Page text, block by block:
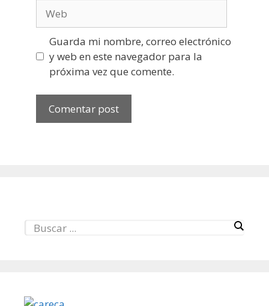
Guarda mi nombre, correo electrónico
y web en este navegador para la
próxima vez que comente.